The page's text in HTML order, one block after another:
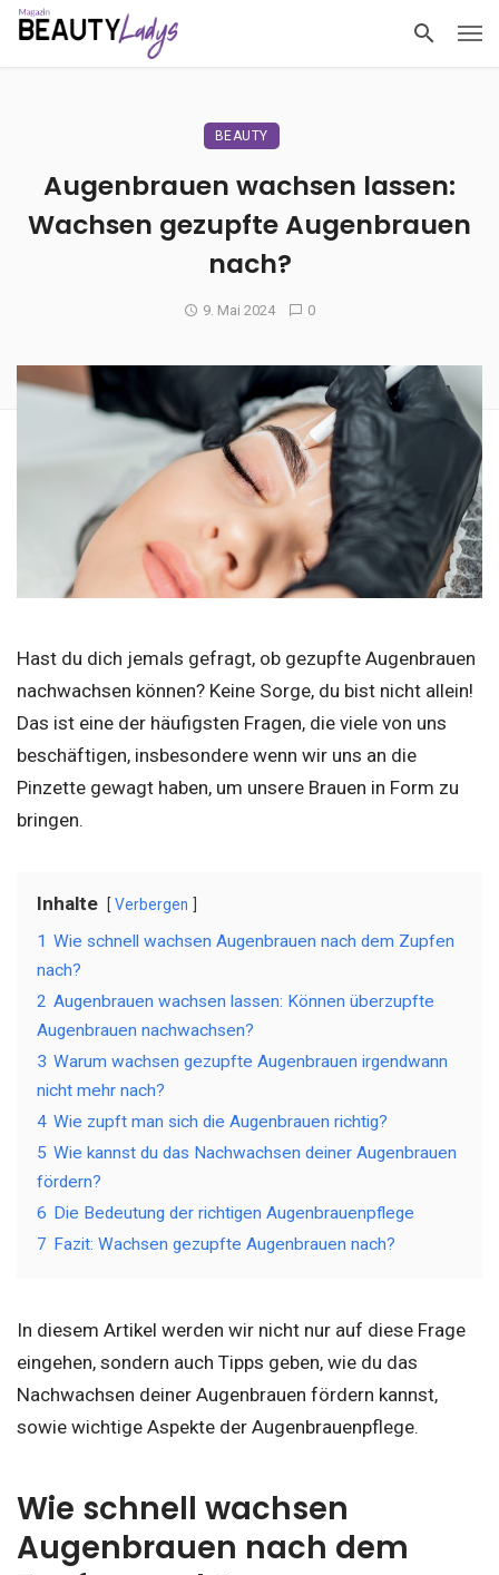
BEAUTY
Augenbrauen wachsen lassen:
Wachsen gezupfte Augenbrauen
nach?
9. Mai 2024 0
Hast du dich jemals gefragt, ob gezupfte Augenbrauen
nachwachsen können? Keine Sorge, du bist nicht allein!
Das ist eine der häufigsten Fragen, die viele von uns
beschäftigen, insbesondere wenn wir uns an die
Pinzette gewagt haben, um unsere Brauen in Form zu
bringen.
Inhalte Verbergen
1 Wie schnell wachsen Augenbrauen nach dem Zupfen
nach?
2 Augenbrauen wachsen lassen: Können überzupfte
Augenbrauen nachwachsen?
3 Warum wachsen gezupfte Augenbrauen irgendwann
nicht mehr nach?
4 Wie zupft man sich die Augenbrauen richtig?
5 Wie kannst du das Nachwachsen deiner Augenbrauen
fördern?
6 Die Bedeutung der richtigen Augenbrauenpflege
7 Fazit: Wachsen gezupfte Augenbrauen nach?
In diesem Artikel werden wir nicht nur auf diese Frage
eingehen, sondern auch Tipps geben, wie du das
Nachwachsen deiner Augenbrauen fördern kannst,
sowie wichtige Aspekte der Augenbrauenpflege.
Wie schnell wachsen
Augenbrauen nach dem